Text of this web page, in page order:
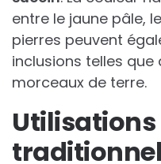
entre le jaune pâle,
pierres peuvent
inclusions telles
morceaux de terre.
Utilisations